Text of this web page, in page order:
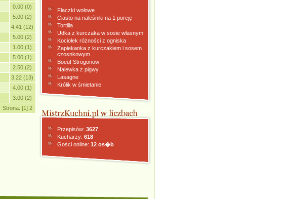
0.00 (0)
5.00 (2)
4.41 (12)
5.00 (2)
1.00 (1)
5.00 (1)
2.50 (2)
3.22 (13)
4.00 (1)
3.00 (2)
Strona: [1] 2
Flaczki wołowe
Ciasto na naleśniki na 1 porcję
Tortilla
Udka z kurczaka w sosie własnym
Kociołek różności z ogniska
Zapiekanka z kurczakiem i sosem
czosnkowym
Boeuf Strogonow
Nalewka z pigwy
Lasagne
Królik w śmietanie
Przepisów: 3627
Kucharzy: 618
Gości online: 12 os�b